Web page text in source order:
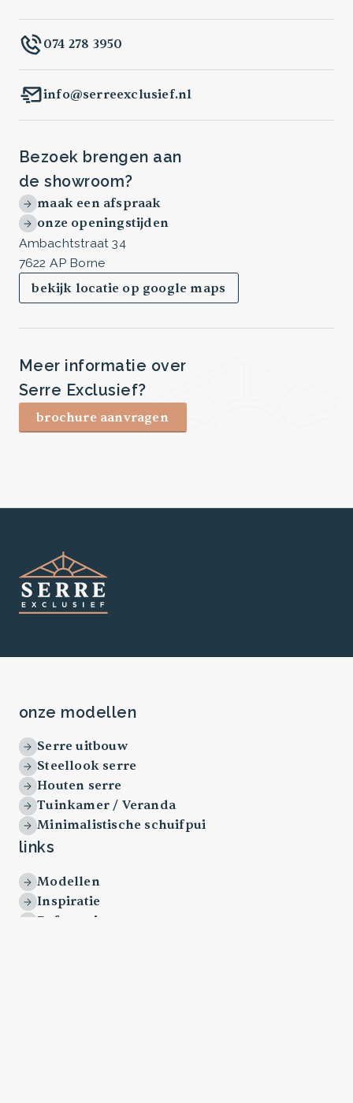
074 278 3950
info@serreexclusief.nl
Bezoek brengen aan
de showroom?
maak een afspraak
onze openingstijden
Ambachtstraat 34
7622 AP Borne
bekijk locatie op google maps
Meer informatie over
Serre Exclusief?
brochure aanvragen
onze modellen
Serre uitbouw
Steellook serre
Houten serre
Tuinkamer / Veranda
Minimalistische schuifpui
links
Modellen
Inspiratie
Referenties